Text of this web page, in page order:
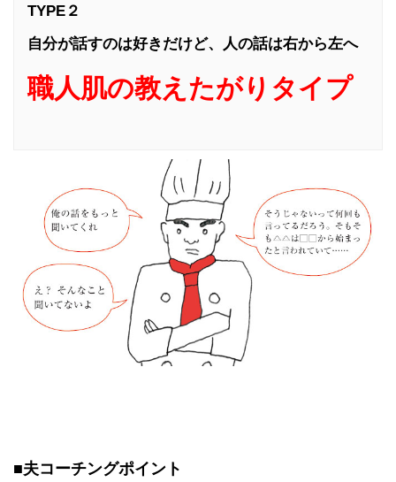
TYPE２
自分が話すのは好きだけど、人の話は右から左へ
職人肌の教えたがりタイプ
■夫コーチングポイント